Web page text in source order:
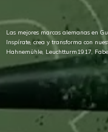
Las mejores marcas alemanas en
Inspírate, crea y transforma con
Hahnemühle, Leuchtturm1917,